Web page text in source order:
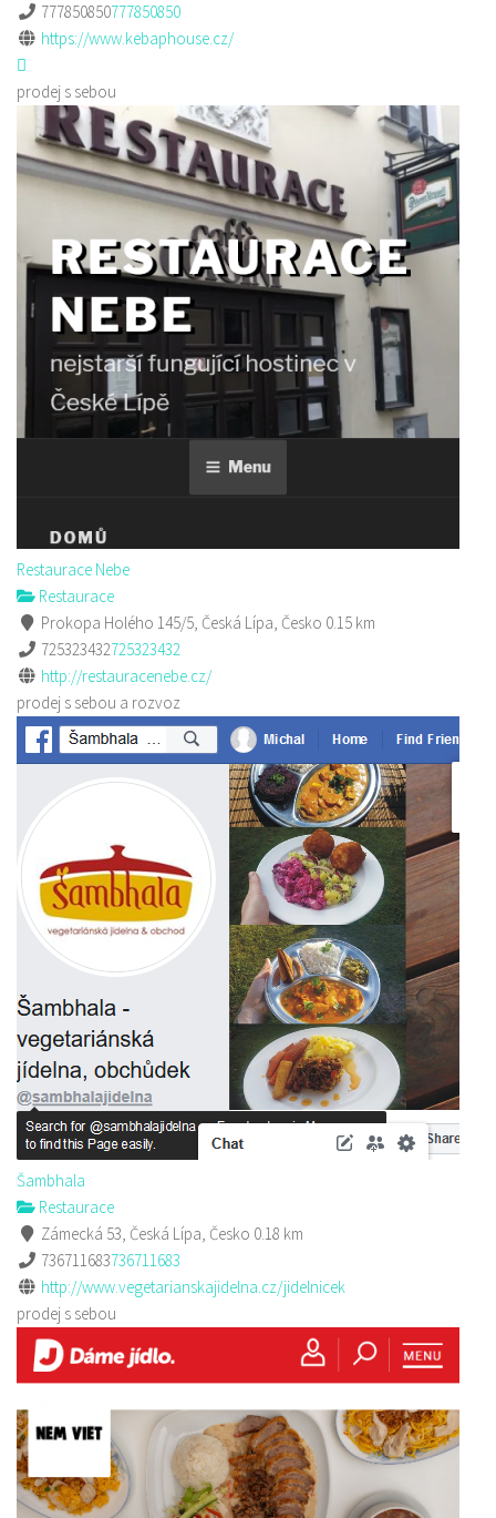
777850850777850850
https://www.kebaphouse.cz/
prodej s sebou
Restaurace Nebe
Restaurace
Prokopa Holého 145/5, Česká Lípa, Česko 0.15 km
725323432725323432
http://restauracenebe.cz/
prodej s sebou a rozvoz
Šambhala
Restaurace
Zámecká 53, Česká Lípa, Česko 0.18 km
736711683736711683
http://www.vegetarianskajidelna.cz/jidelnicek
prodej s sebou